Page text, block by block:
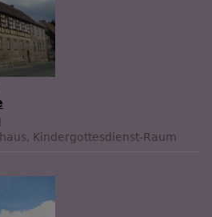
Kindergottesdienst-Raum